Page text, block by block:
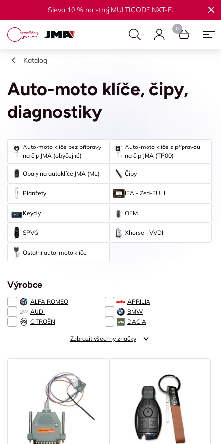
Sleva 10 % na stroj MULTICODE NXT-E.
Katalog
Auto-moto klíče, čipy,
diagnostiky
Auto-moto klíče bez přípravy
na čip JMA (obyčejné)
Auto-moto klíče s přípravou
na čip JMA (TP00)
Obaly na autoklíče JMA (ML) Čipy
Planžety IEA - Zed-FULL
Keydiy OEM
SPVG Xhorse - VVDI
Ostatní auto-moto klíče
Výrobce
ALFA ROMEO
APRILIA
AUDI
BMW
CITROËN
DACIA
Zobrazit všechny značky